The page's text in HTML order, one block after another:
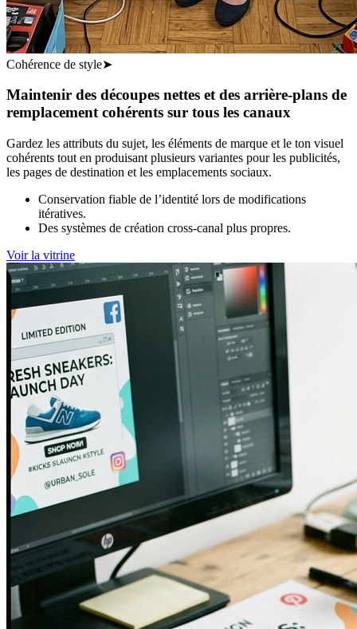
Cohérence de style➤
Maintenir des découpes nettes et des arrière-plans de
remplacement cohérents sur tous les canaux
Gardez les attributs du sujet, les éléments de marque et le ton visuel
cohérents tout en produisant plusieurs variantes pour les publicités,
les pages de destination et les emplacements sociaux.
Conservation fiable de l’identité lors de modifications
itératives.
Des systèmes de création cross-canal plus propres.
Voir la vitrine